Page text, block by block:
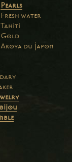
Pearls
Fresh water
Tahiti
Gold
Akoya du Japon